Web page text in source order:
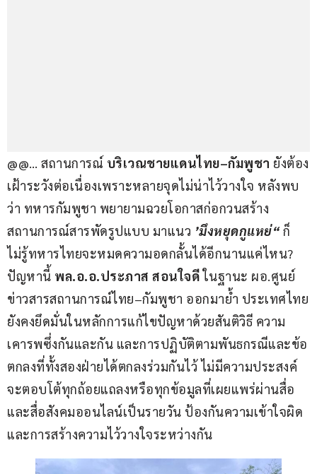
@@… สถานการณ์ บริเวณชายแดนไทย–กัมพูชา ยังต้อง
เฝ้าระวังต่อเนื่องเพราะหลายจุดไม่น่าไว้วางใจ หลังพบ
ว่า ทหารกัมพูชา พยายามฉวยโอกาสก่อกวนสร้าง
สถานการณ์สารพัดรูปแบบ มาแนว ’มึงหยุดกูแหย่“ ก็
ไม่รู้ทหารไทยจะหมดความอดกลั้นได้อีกนานแค่ไหน?
ปัญหานี้ พล.อ.อ.ประภาส สอนใจดี ในฐานะ ผอ.ศูนย์
ข่าวสารสถานการณ์ไทย–กัมพูชา ออกมาย้ำ ประเทศไทย
ยังคงยึดมั่นในหลักการแก้ไขปัญหาด้วยสันติวิธี ความ
เคารพซึ่งกันและกัน และการปฏิบัติตามพันธกรณีและข้อ
ตกลงที่ทั้งสองฝ่ายได้ตกลงร่วมกันไว้ ไม่มีความประสงค์
จะตอบโต้ทุกถ้อยแถลงหรือทุกข้อมูลที่เผยแพร่ผ่านสื่อ
และสื่อสังคมออนไลน์เป็นรายวัน ป้องกันความเข้าใจผิด
และการสร้างความไว้วางใจระหว่างกัน